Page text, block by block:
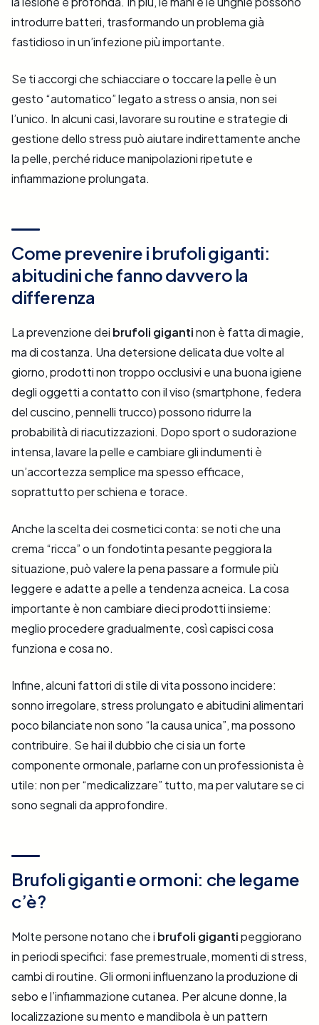
introdurre batteri, trasformando un problema già
fastidioso in un’infezione più importante.
Se ti accorgi che schiacciare o toccare la pelle è un
gesto “automatico” legato a stress o ansia, non sei
l’unico. In alcuni casi, lavorare su routine e strategie di
gestione dello stress può aiutare indirettamente anche
la pelle, perché riduce manipolazioni ripetute e
infiammazione prolungata.
Come prevenire i brufoli giganti:
abitudini che fanno davvero la
differenza
La prevenzione dei brufoli gigantinon è fatta di magie,
ma di costanza. Una detersione delicata due volte al
giorno, prodotti non troppo occlusivi e una buona igiene
degli oggetti a contatto con il viso (smartphone, federa
del cuscino, pennelli trucco) possono ridurre la
probabilità di riacutizzazioni. Dopo sport o sudorazione
intensa, lavare la pelle e cambiare gli indumenti è
un’accortezza semplice ma spesso efficace,
soprattutto per schiena e torace.
Anche la scelta dei cosmetici conta: se noti che una
crema “ricca” o un fondotinta pesante peggiora la
situazione, può valere la pena passare a formule più
leggere e adatte a pelle a tendenza acneica. La cosa
importante è non cambiare dieci prodotti insieme:
meglio procedere gradualmente, così capisci cosa
funziona e cosa no.
Infine, alcuni fattori di stile di vita possono incidere:
sonno irregolare, stress prolungato e abitudini alimentari
poco bilanciate non sono “la causa unica”, ma possono
contribuire. Se hai il dubbio che ci sia un forte
componente ormonale, parlarne con un professionista è
utile: non per “medicalizzare” tutto, ma per valutare se ci
sono segnali da approfondire.
Brufoli giganti e ormoni: che legame
c’è?
Molte persone notano che i brufoli gigantipeggiorano
in periodi specifici: fase premestruale, momenti di stress,
cambi di routine. Gli ormoni influenzano la produzione di
sebo e l’infiammazione cutanea. Per alcune donne, la
localizzazione su mento e mandibola è un pattern